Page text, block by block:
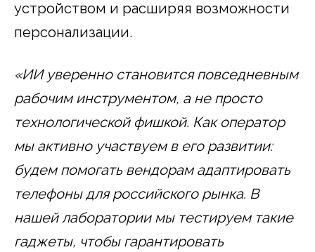
устройством и расширяя возможности
персонализации.
«ИИ уверенно становится повседневным
рабочим инструментом, а не просто
технологической фишкой. Как оператор
мы активно участвуем в его развитии:
будем помогать вендорам адаптировать
телефоны для российского рынка. В
нашей лаборатории мы тестируем такие
гаджеты, чтобы гарантировать